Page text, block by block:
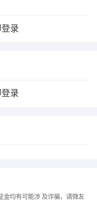
录
录
金均有可能涉 及诈骗，请微友